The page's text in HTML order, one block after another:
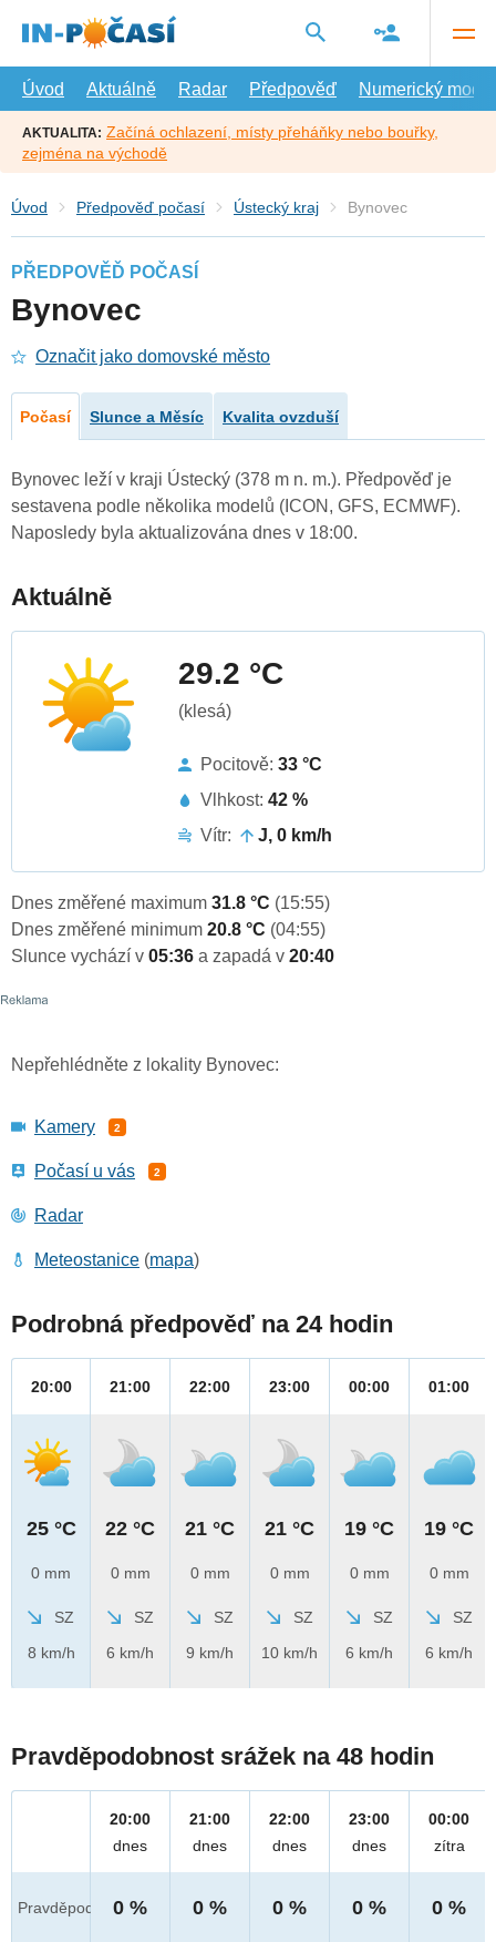
hlavní
Úvod
Aktuálně Radar Předpověď Numerický model
AKTUALITA: Začíná ochlazení, místy přeháňky nebo bouřky,
zejména na východě
Úvod Předpověď počasí Ústecký kraj Bynovec
PŘEDPOVĚĎ POČASÍ
Bynovec
Označit jako domovské město
Počasí Slunce a Měsíc Kvalita ovzduší
Bynovec leží v kraji Ústecký (378 m n. m.). Předpověď je
sestavena podle několika modelů (ICON, GFS, ECMWF).
Naposledy byla aktualizována dnes v 18:00.
Aktuálně
29.2 °C
(klesá)
Pocitově: 33 °C
Vlhkost: 42 %
Vítr:
J, 0 km/h
Dnes změřené maximum 31.8 °C (15:55)
Dnes změřené minimum 20.8 °C (04:55)
Slunce vychází v 05:36 a zapadá v 20:40
Nepřehlédněte z lokality Bynovec:
Kamery 2
Počasí u vás 2
Radar
Meteostanice (mapa)
Podrobná předpověď na 24 hodin
20:00
25 °C
0 mm
SZ
8 km/h
21:00
22 °C
0 mm
SZ
6 km/h
22:00
21 °C
0 mm
SZ
9 km/h
23:00
21 °C
0 mm
SZ
10 km/h
00:00
19 °C
0 mm
SZ
6 km/h
01:00
19 °C
0 mm
SZ
6 km/h
Pravděpodobnost srážek na 48 hodin
Pravděpod.
20:00
dnes
0 %
21:00
dnes
0 %
22:00
dnes
0 %
23:00
dnes
0 %
00:00
zítra
0 %